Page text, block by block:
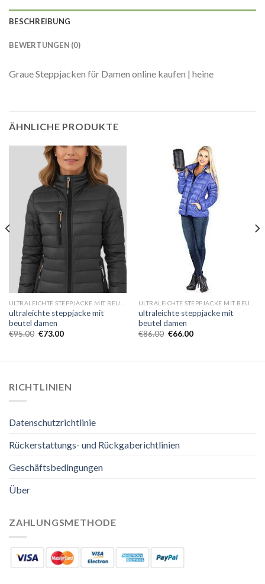
BESCHREIBUNG
BEWERTUNGEN (0)
Graue Steppjacken für Damen online kaufen | heine
ÄHNLICHE PRODUKTE
ultraleichte steppjacke mit
beutel damen
€95.00 €73.00
ultraleichte steppjacke mit
beutel damen
€86.00 €66.00
RICHTLINIEN
Datenschutzrichtlinie
Rückerstattungs- und Rückgaberichtlinien
Geschäftsbedingungen
Über
ZAHLUNGSMETHODE